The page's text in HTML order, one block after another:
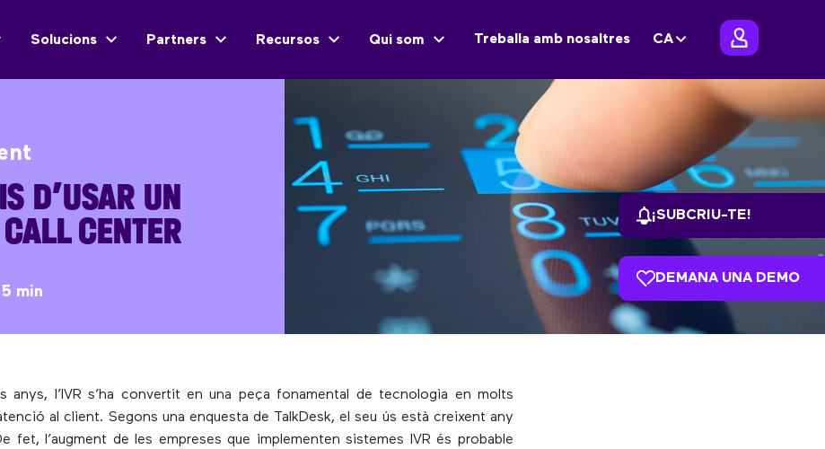
Solucions Partners Recursos Qui som Treballa amb nosaltres CA
D’USAR UN
CENTER
5 min
anys, l’IVR s’ha convertit en una peça fonamental de tecnologia en molts
al client. Segons una enquesta de TalkDesk, el seu ús està creixent any
fet, l’augment de les empreses que implementen sistemes IVR és probable
¡SUBCRIU-TE!
DEMANA UNA DEMO